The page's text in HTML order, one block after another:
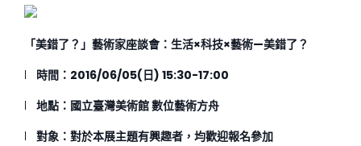
「美錯了？」藝術家座談會： 生活×科技×藝術—美錯了？
l 時間： 2016/06/05(日) 15:30-17:00
l 地點：國立臺灣美術館 數位藝術方舟
l 對象：對於本展主題有興趣者，均歡迎報名參加